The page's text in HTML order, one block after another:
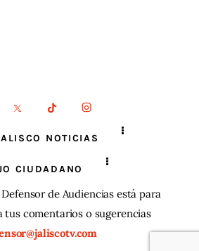
NOTICIAS
CIUDADANO
de Audiencias está para
tus comentarios o sugerencias